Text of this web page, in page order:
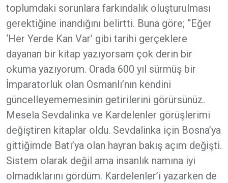
toplumdaki sorunlara farkındalık oluşturulması
gerektiğine inandığını belirtti. Buna göre; “Eğer
‘Her Yerde Kan Var’ gibi tarihi gerçeklere
dayanan bir kitap yazıyorsam çok derin bir
okuma yazıyorum. Orada 600 yıl sürmüş bir
İmparatorluk olan Osmanlı’nın kendini
güncelleyememesinin getirilerini görürsünüz.
Mesela Sevdalinka ve Kardelenler görüşlerimi
değiştiren kitaplar oldu. Sevdalinka için Bosna’ya
gittiğimde Batı’ya olan hayran bakış açım değişti.
Sistem olarak değil ama insanlık namına iyi
olmadıklarını gördüm. Kardelenler’i yazarken de